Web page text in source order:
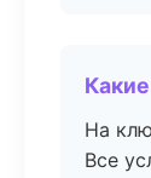
На
Все